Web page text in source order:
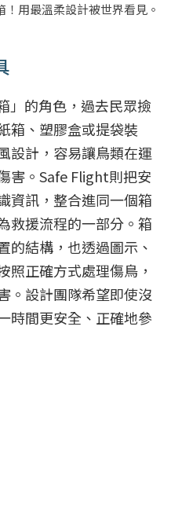
用最溫柔設計被世界看見。
」的角色，過去民眾撿
箱、塑膠盒或提袋裝
設計，容易讓鳥類在運
害。Safe Flight則把安
資訊，整合進同一個箱
救援流程的一部分。箱
的結構，也透過圖示、
照正確方式處理傷鳥，
。設計團隊希望即使沒
時間更安全、正確地參